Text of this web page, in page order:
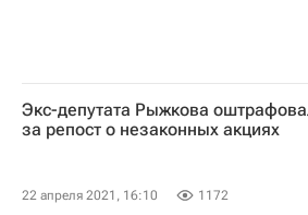
Экс-депутата Рыжкова
за репост о незаконных акциях
22 апреля 2021, 16:10 1172